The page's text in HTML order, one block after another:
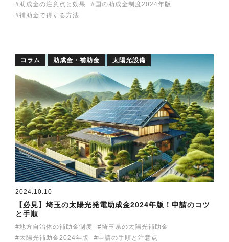
助成金の注意点と効果
国の助成金制度2024年版
補助金で得する方法
コラム 助成金・補助金 太陽光設備
2024.10.10
【必見】埼玉の太陽光発電助成金2024年版！申請のコツ
と手順
地方自治体の補助金制度
埼玉県の太陽光補助金
太陽光補助金2024年版
申請の手順と注意点